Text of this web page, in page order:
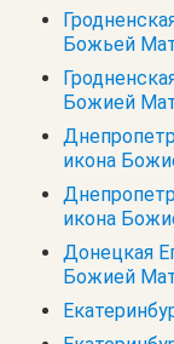
Божьей
Божией
икона
икона
Донецкая
Божией